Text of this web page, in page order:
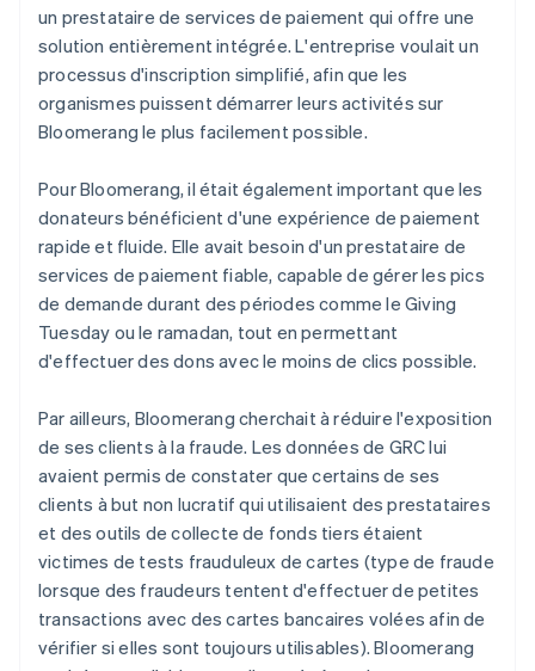
un prestataire de services de paiement qui offre une
solution entièrement intégrée. L'entreprise voulait un
processus d'inscription simplifié, afin que les
organismes puissent démarrer leurs activités sur
Bloomerang le plus facilement possible.
Pour Bloomerang, il était également important que les
donateurs bénéficient d'une expérience de paiement
rapide et fluide. Elle avait besoin d'un prestataire de
services de paiement fiable, capable de gérer les pics
de demande durant des périodes comme le Giving
Tuesday ou le ramadan, tout en permettant
d'effectuer des dons avec le moins de clics possible.
Par ailleurs, Bloomerang cherchait à réduire l'exposition
de ses clients à la fraude. Les données de GRC lui
avaient permis de constater que certains de ses
clients à but non lucratif qui utilisaient des prestataires
et des outils de collecte de fonds tiers étaient
victimes de tests frauduleux de cartes (type de fraude
lorsque des fraudeurs tentent d'effectuer de petites
transactions avec des cartes bancaires volées afin de
vérifier si elles sont toujours utilisables). Bloomerang